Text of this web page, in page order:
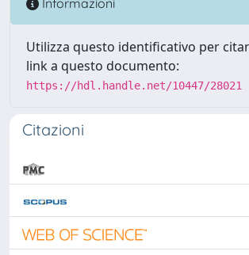
Informazioni
Utilizza questo identificativo per
link a questo documento:
https://hdl.handle.net/10447/28021
Citazioni